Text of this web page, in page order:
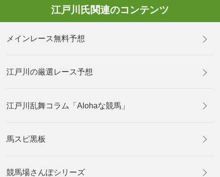
江戸川氏関連のコンテンツ
メインレース無料予想
江戸川の厳選レース予想
江戸川乱舞コラム「Alohaな競馬」
馬スピ黒板
競馬場さんぽシリーズ